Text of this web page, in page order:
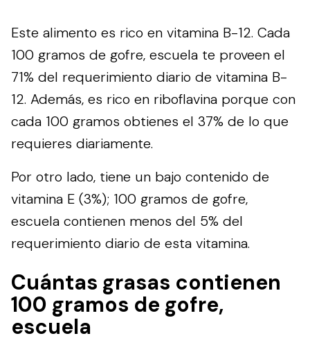
Este alimento es rico en vitamina B-12. Cada
100 gramos de gofre, escuela te proveen el
71% del requerimiento diario de vitamina B-
12. Además, es rico en riboflavina porque con
cada 100 gramos obtienes el 37% de lo que
requieres diariamente.
Por otro lado, tiene un bajo contenido de
vitamina E (3%); 100 gramos de gofre,
escuela contienen menos del 5% del
requerimiento diario de esta vitamina.
Cuántas grasas contienen
100 gramos de gofre,
escuela